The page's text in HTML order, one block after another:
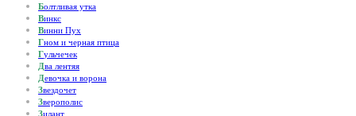
Болтливая утка
Винкс
Винни Пух
Гном и черная птица
Гульчечек
Два лентяя
Девочка и ворона
Звездочет
Зверополис
Зилант